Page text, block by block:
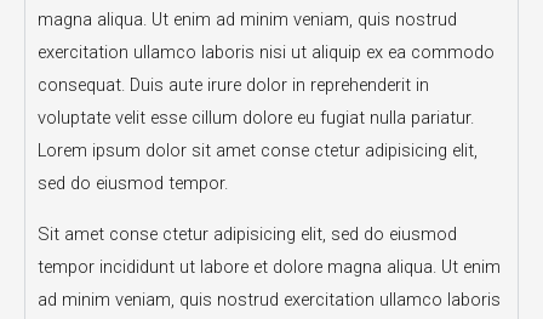
magna aliqua. Ut enim ad minim veniam, quis nostrud
exercitation ullamco laboris nisi ut aliquip ex ea commodo
consequat. Duis aute irure dolor in reprehenderit in
voluptate velit esse cillum dolore eu fugiat nulla pariatur.
Lorem ipsum dolor sit amet conse ctetur adipisicing elit,
sed do eiusmod tempor.
Sit amet conse ctetur adipisicing elit, sed do eiusmod
tempor incididunt ut labore et dolore magna aliqua. Ut enim
ad minim veniam, quis nostrud exercitation ullamco laboris